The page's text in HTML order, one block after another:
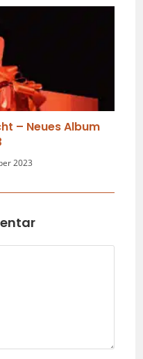
– Neues Album
2023